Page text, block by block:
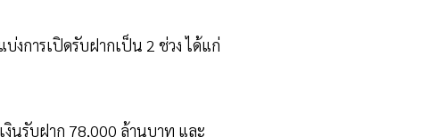
งการเปิดรับฝากเป็น 2 ช่วง ได้แก่
นรับฝาก 78,000 ล้านบาท และ